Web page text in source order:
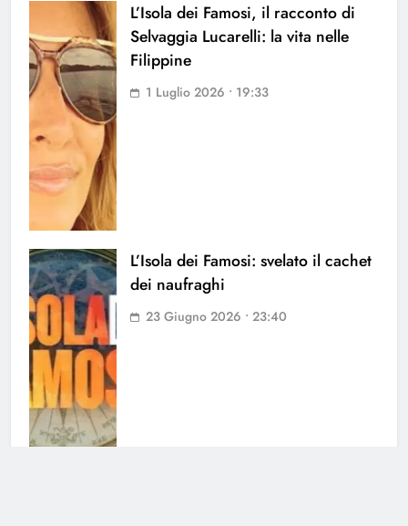
L’Isola dei Famosi, il racconto di
Selvaggia Lucarelli: la vita nelle
Filippine
1 Luglio 2026 • 19:33
L’Isola dei Famosi: svelato il cachet
dei naufraghi
23 Giugno 2026 • 23:40